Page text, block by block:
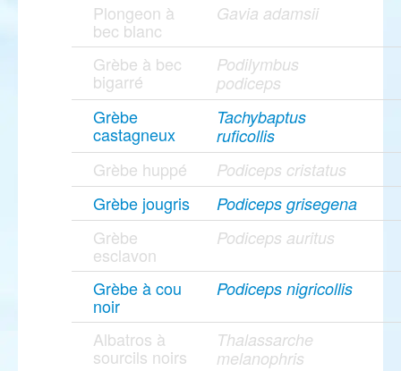
Plongeon à
bec blanc
Gavia adamsii
Grèbe à bec
bigarré
Podilymbus
podiceps
Grèbe
castagneux
Tachybaptus
ruficollis
Grèbe huppé Podiceps cristatus
Grèbe jougris Podiceps grisegena
Grèbe
esclavon
Podiceps auritus
Grèbe à cou
noir
Podiceps nigricollis
Albatros à
sourcils noirs
Thalassarche
melanophris